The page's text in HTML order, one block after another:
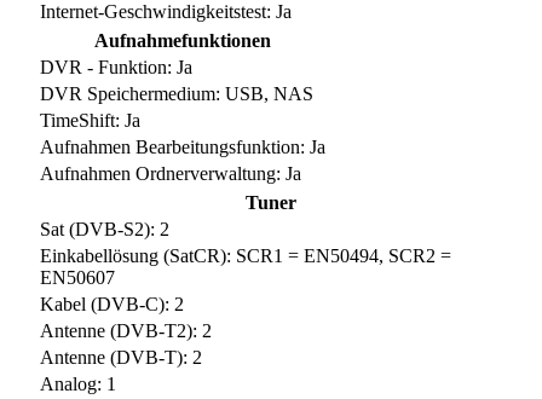
Internet-Geschwindigkeitstest: Ja
Aufnahmefunktionen
DVR - Funktion: Ja
DVR Speichermedium: USB, NAS
TimeShift: Ja
Aufnahmen Bearbeitungsfunktion: Ja
Aufnahmen Ordnerverwaltung: Ja
Tuner
Sat (DVB-S2): 2
Einkabellösung (SatCR): SCR1 = EN50494, SCR2 =
EN50607
Kabel (DVB-C): 2
Antenne (DVB-T2): 2
Antenne (DVB-T): 2
Analog: 1